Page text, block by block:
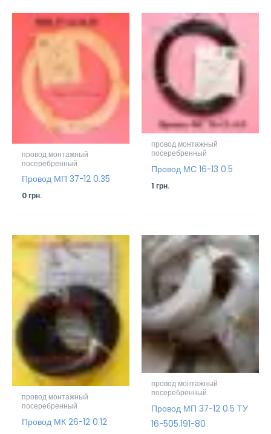
провод монтажный
посеребренный
Провод МП 37-12 0.35
0грн.
провод монтажный
посеребренный
Провод МС 16-13 0.5
1грн.
провод монтажный
посеребренный
Провод МК 26-12 0.12
провод монтажный
посеребренный
Провод МП 37-12 0.5 ТУ
16-505.191-80